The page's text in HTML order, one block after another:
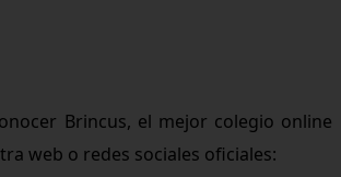
Brincus, el mejor colegio online
web o redes sociales oficiales: